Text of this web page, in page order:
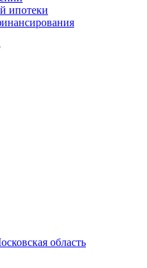
ипотеки
область